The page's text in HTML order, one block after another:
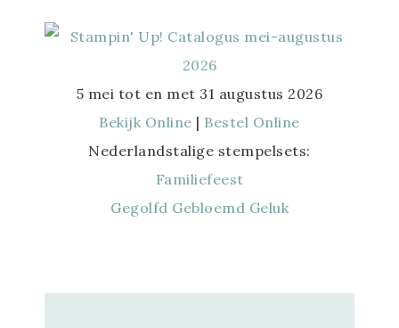
5 mei tot en met 31 augustus 2026
Bekijk Online | Bestel Online
Nederlandstalige stempelsets:
Familiefeest
Gegolfd Gebloemd Geluk